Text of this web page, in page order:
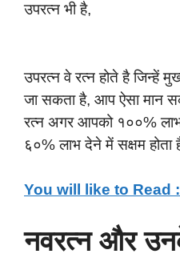
उपरत्न भी है,
उपरत्न वे रत्न होते है जिन्हें
जा सकता है, आप ऐसा मान
रत्न अगर आपको १००%
६०% लाभ देने में सक्षम होता
You will like to Read :
नवरत्न और